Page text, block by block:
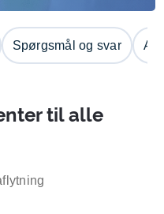
Spørgsmål og svar
til alle